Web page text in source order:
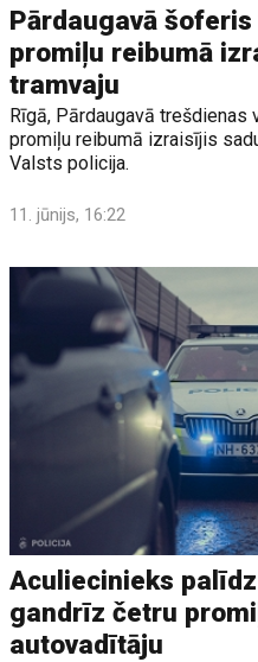
Pārdaugavā
promiļu reibumā
tramvaju
Rīgā, Pārdaugavā
promiļu reibumā izraisījis
Valsts policija.
11. jūnijs, 16:22
Aculiecinieks
gandrīz četru
autovadītāju